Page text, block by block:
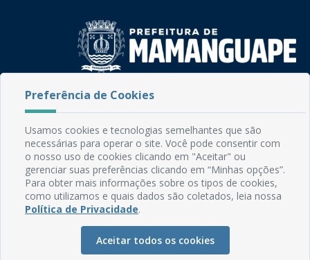
Rua do Imperador, 78, Centro
CEP: 58.280-000 - Mamanguape/PB
Email: comunicacao@mamanguape.pb.gov.br
Expediente: Segunda à Sexta, das 08h às 13h
Mapa do Site
Perguntas frequentes
Manual de Navegação
Glossário
Preferência de Cookies
Usamos cookies e tecnologias semelhantes que são
necessárias para operar o site. Você pode consentir com
o nosso uso de cookies clicando em "Aceitar" ou
gerenciar suas preferências clicando em “Minhas opções”.
Para obter mais informações sobre os tipos de cookies,
como utilizamos e quais dados são coletados, leia nossa
Política de Privacidade.
Aceitar todos os cookies